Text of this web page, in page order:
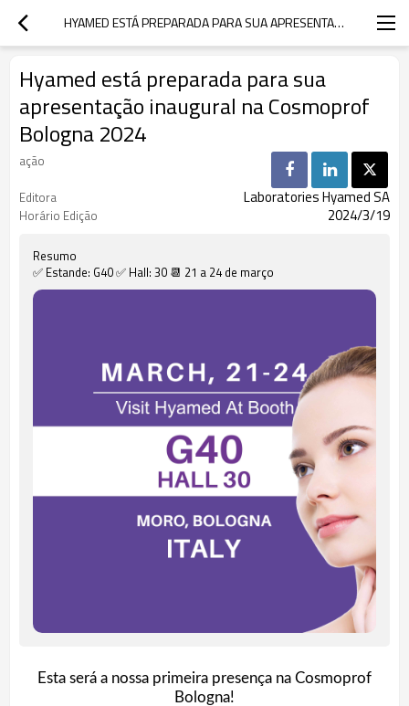
HYAMED ESTÁ PREPARADA PARA SUA APRESENTAÇÃO INAUGURAL NA COSMOPROF BOLOGNA 2024
Hyamed está preparada para sua
apresentação inaugural na Cosmoprof
Bologna 2024
ação
Editora
Laboratories Hyamed SA
Horário Edição 2024/3/19
Resumo
✅ Estande: G40 ✅ Hall: 30 📆 21 a 24 de março
Esta será a nossa primeira presença na Cosmoprof
Bologna!